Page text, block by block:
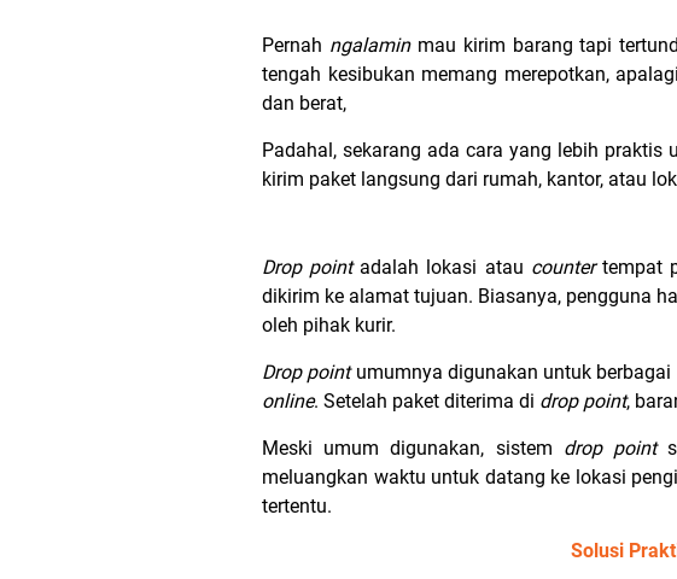
Pernah ngalaminmau kirim barang tapi
tengah kesibukan memang merepotkan,
dan berat,
Padahal, sekarang ada cara yang lebih
kirim paket langsung dari rumah, kantor, atau
Drop pointadalah lokasi atau countertempat
dikirim ke alamat tujuan. Biasanya, pengguna
oleh pihak kurir.
Drop pointumumnya digunakan untuk berbagai
online. Setelah paket diterima di drop point,
Meski umum digunakan, sistem drop point
meluangkan waktu untuk datang ke lokasi
tertentu.
Solusi